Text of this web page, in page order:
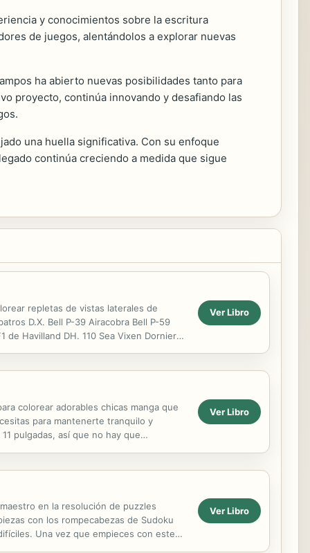
y conocimientos sobre la escritura
de juegos, alentándolos a explorar nuevas
ha abierto nuevas posibilidades tanto para
proyecto, continúa innovando y desafiando las
una huella significativa. Con su enfoque
continúa creciendo a medida que sigue
repletas de vistas laterales de
D.X. Bell P-39 Airacobra Bell P-59
Havilland DH. 110 Sea Vixen Dornier
Ver Libro
colorear adorables chicas manga que
para mantenerte tranquilo y
pulgadas, así que no hay que
Ver Libro
en la resolución de puzzles
con los rompecabezas de Sudoku
Una vez que empieces con este
Ver Libro